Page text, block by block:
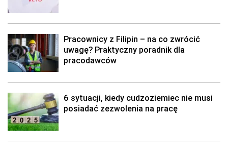
Pracownicy z Filipin – na co zwrócić
uwagę? Praktyczny poradnik dla
pracodawców
6 sytuacji, kiedy cudzoziemiec nie musi
posiadać zezwolenia na pracę